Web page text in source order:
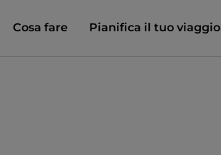
Cosa fare Pianifica il tuo viaggio